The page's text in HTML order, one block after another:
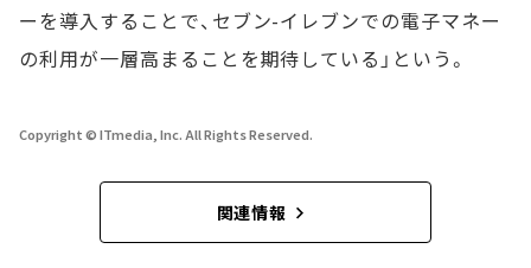
ーを導入することで、セブン-イレブンでの電子マネー
の利用が一層高まることを期待している」という。
Copyright © ITmedia, Inc. All Rights Reserved.
関連情報